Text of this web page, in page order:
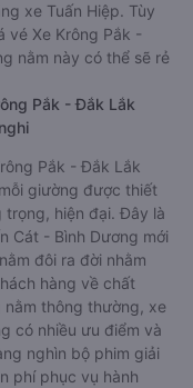
xe Tuấn Hiệp. Tùy
vé Xe Krông Pắk -
nằm này có thể sẽ rẻ
Pắk - Đắk Lắk
Pắk - Đắk Lắk
giường được thiết
trọng, hiện đại. Đây là
Cát - Bình Dương mới
đôi ra đời nhằm
hàng về chất
thông thường, xe
có nhiều ưu điểm và
nghìn bộ phim giải
phí phục vụ hành